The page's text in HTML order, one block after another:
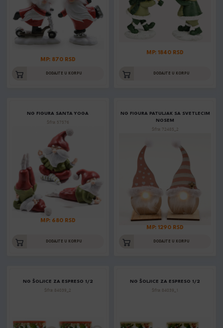
MP: 870 RSD
DODAJTE U KORPU
MP: 1840 RSD
DODAJTE U KORPU
NG FIGURA SANTA YOGA
Šifra: 57576
MP: 680 RSD
DODAJTE U KORPU
NG FIGURA PATULJAK SA SVETLECIM
NOSEM
Šifra: 72485_2
MP: 1290 RSD
DODAJTE U KORPU
NG ŠOLJICE ZA ESPRESO 1/2
Šifra: 84039_2
NG ŠOLJICE ZA ESPRESO 1/2
Šifra: 84039_1